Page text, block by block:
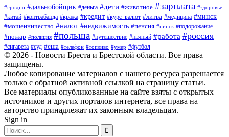
#гродно #дальнобойщик #деньга #дети #животное #зарплата #здоровье
#китай #контрабанда #кража #кредит #курс_валют #литва #медицина #минск
#мошенничество #налог #недвижимость #пенсия #пинск #подорожание
#пожар #полиция #польша #путешествие #пьяный #работа #россия
#сигарета #суд #сша #телефон #топливо #умер #футбол
© 2026 - Новости Бреста и Брестской области. Все права
защищены.
Любое копирование материалов с нашего ресурса разрешается
только с обратной активной ссылкой на страницу статьи.
Все материалы опубликованные на сайте взяты с открытых
источников и других порталов интернета, все права на
авторство принадлежат их законным владельцам.
Sign in